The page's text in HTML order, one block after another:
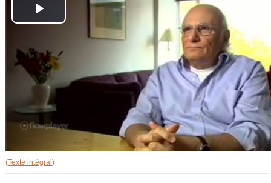
Lire
la
vidéo
(Texte intégral)